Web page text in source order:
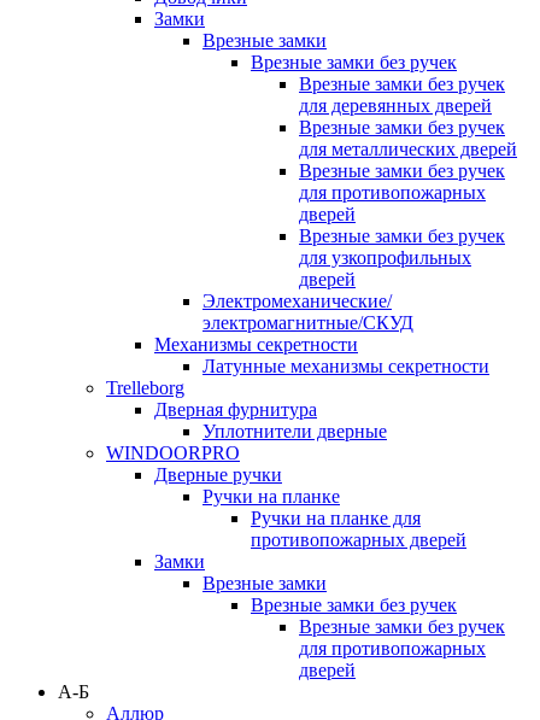
Замки
Врезные замки
Врезные замки без ручек
Врезные замки без ручек
для деревянных дверей
Врезные замки без ручек
для металлических дверей
Врезные замки без ручек
для противопожарных
дверей
Врезные замки без ручек
для узкопрофильных
дверей
Электромеханические/
электромагнитные/СКУД
Механизмы секретности
Латунные механизмы секретности
Trelleborg
Дверная фурнитура
Уплотнители дверные
WINDOORPRO
Дверные ручки
Ручки на планке
Ручки на планке для
противопожарных дверей
Замки
Врезные замки
Врезные замки без ручек
Врезные замки без ручек
для противопожарных
дверей
А-Б
Аллюр